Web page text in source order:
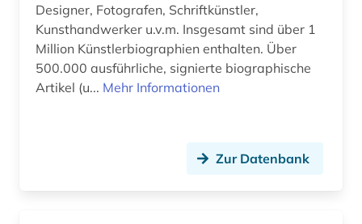
dendi (1)
denkmal (3)
deportation (2)
Designer, Fotografen, Schriftkünstler,
Kunsthandwerker u.v.m. Insgesamt sind über 1
Million Künstlerbiographien enthalten. Über
500.000 ausführliche, signierte biographische
Artikel (u... Mehr Informationen
Zur Datenbank